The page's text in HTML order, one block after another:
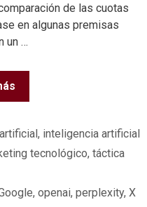
de las cuotas
en algunas premisas
un …
, inteligencia artificial
tecnológico, táctica
, openai, perplexity, X